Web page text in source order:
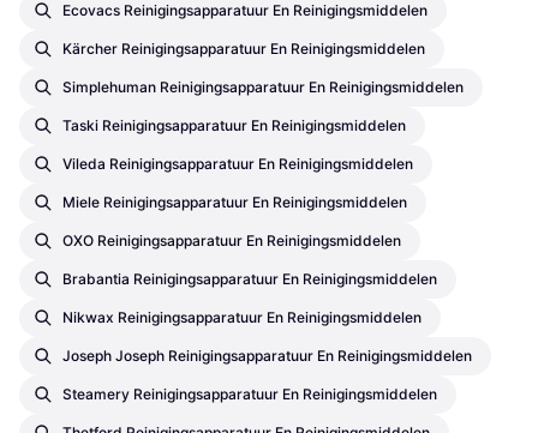
Ecovacs Reinigingsapparatuur En Reinigingsmiddelen
Kärcher Reinigingsapparatuur En Reinigingsmiddelen
Simplehuman Reinigingsapparatuur En Reinigingsmiddelen
Taski Reinigingsapparatuur En Reinigingsmiddelen
Vileda Reinigingsapparatuur En Reinigingsmiddelen
Miele Reinigingsapparatuur En Reinigingsmiddelen
OXO Reinigingsapparatuur En Reinigingsmiddelen
Brabantia Reinigingsapparatuur En Reinigingsmiddelen
Nikwax Reinigingsapparatuur En Reinigingsmiddelen
Joseph Joseph Reinigingsapparatuur En Reinigingsmiddelen
Steamery Reinigingsapparatuur En Reinigingsmiddelen